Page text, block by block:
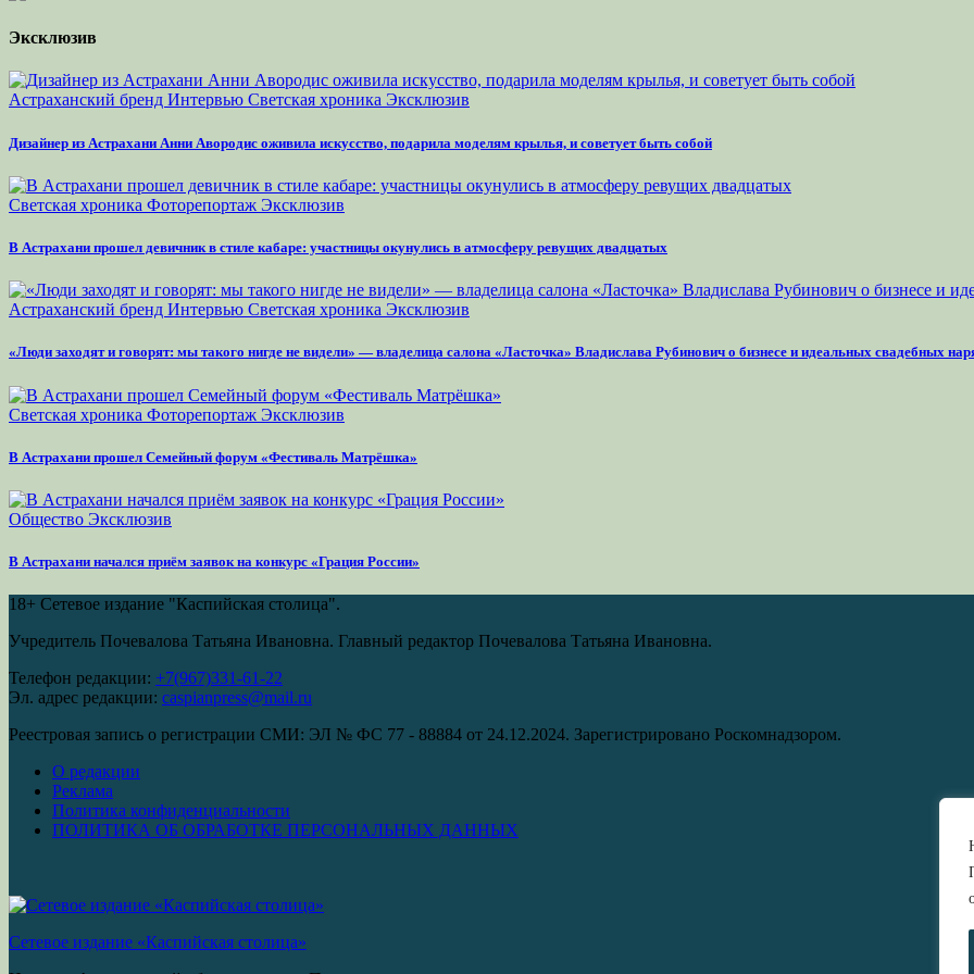
Эксклюзив
Астраханский бренд Интервью Светская хроника Эксклюзив
Дизайнер из Астрахани Анни Авородис оживила искусство, подарила моделям крылья, и советует быть собой
Светская хроника Фоторепортаж Эксклюзив
В Астрахани прошел девичник в стиле кабаре: участницы окунулись в атмосферу ревущих двадцатых
Астраханский бренд Интервью Светская хроника Эксклюзив
«Люди заходят и говорят: мы такого нигде не видели» — владелица салона «Ласточка» Владислава Рубинович о бизнесе и идеальных свадебных
Светская хроника Фоторепортаж Эксклюзив
В Астрахани прошел Семейный форум «Фестиваль Матрёшка»
Общество Эксклюзив
В Астрахани начался приём заявок на конкурс «Грация России»
18+ Сетевое издание "Каспийская столица".
Учредитель Почевалова Татьяна Ивановна. Главный редактор Почевалова Татьяна Ивановна.
Телефон редакции: +7(967)331-61-22
Эл. адрес редакции: caspianpress@mail.ru
Реестровая запись о регистрации СМИ: ЭЛ № ФС 77 - 88884 от 24.12.2024. Зарегистрировано Роскомнадзором.
О редакции
Реклама
Политика конфиденциальности
ПОЛИТИКА ОБ ОБРАБОТКЕ ПЕРСОНАЛЬНЫХ ДАННЫХ
Сетевое издание «Каспийская столица»